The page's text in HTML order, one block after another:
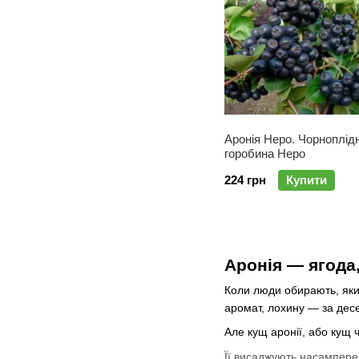
Аронія —
Коли люди обирають,
аромат, лохину — за
Але кущ аронії, або кущ
Її висаджують
Аронія Неро.
горобина Неро
224 грн
Купити